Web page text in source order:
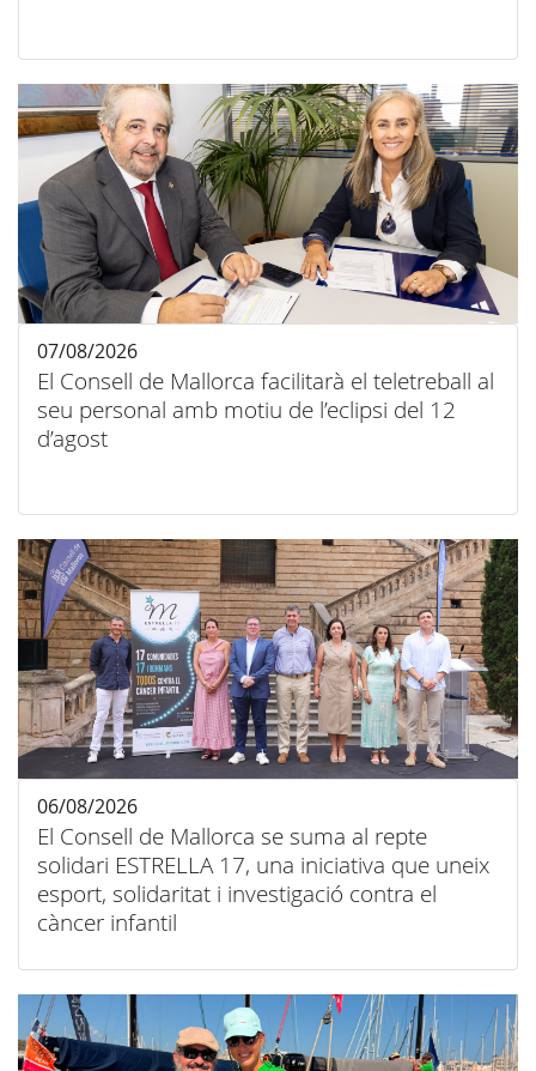
El Consell de Mallorca facilitarà el teletreball al
seu personal amb motiu de l’eclipsi del 12
d’agost
07/08/2026
El Consell de Mallorca se suma al repte
solidari ESTRELLA 17, una iniciativa que uneix
esport, solidaritat i investigació contra el
càncer infantil
06/08/2026